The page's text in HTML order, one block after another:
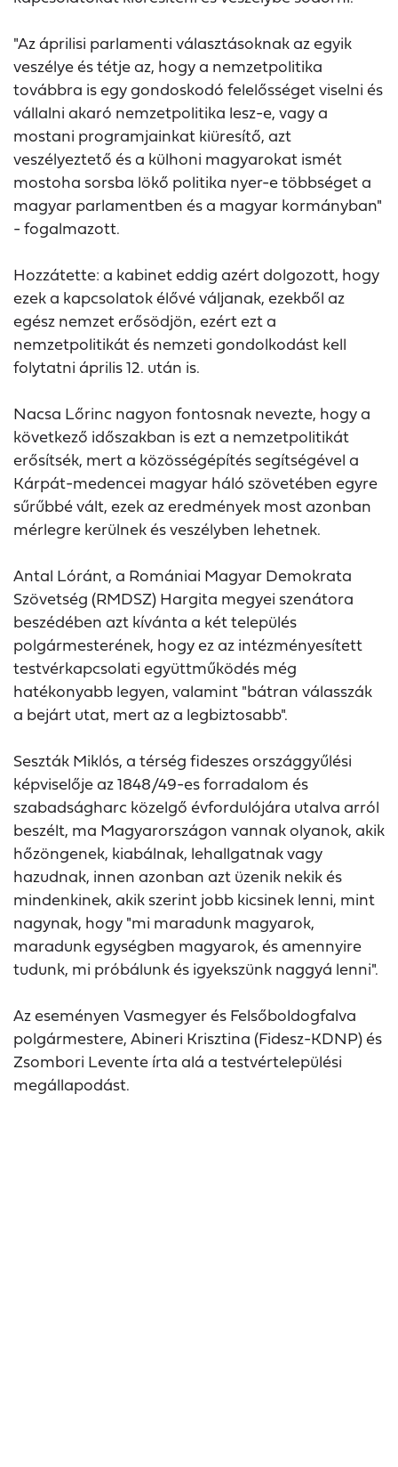
"Az áprilisi parlamenti választásoknak az egyik
veszélye és tétje az, hogy a nemzetpolitika
továbbra is egy gondoskodó felelősséget viselni és
vállalni akaró nemzetpolitika lesz-e, vagy a
mostani programjainkat kiüresítő, azt
veszélyeztető és a külhoni magyarokat ismét
mostoha sorsba lökő politika nyer-e többséget a
magyar parlamentben és a magyar kormányban"
- fogalmazott.
Hozzátette: a kabinet eddig azért dolgozott, hogy
ezek a kapcsolatok élővé váljanak, ezekből az
egész nemzet erősödjön, ezért ezt a
nemzetpolitikát és nemzeti gondolkodást kell
folytatni április 12. után is.
Nacsa Lőrinc nagyon fontosnak nevezte, hogy a
következő időszakban is ezt a nemzetpolitikát
erősítsék, mert a közösségépítés segítségével a
Kárpát-medencei magyar háló szövetében egyre
sűrűbbé vált, ezek az eredmények most azonban
mérlegre kerülnek és veszélyben lehetnek.
Antal Lóránt, a Romániai Magyar Demokrata
Szövetség (RMDSZ) Hargita megyei szenátora
beszédében azt kívánta a két település
polgármesterének, hogy ez az intézményesített
testvérkapcsolati együttműködés még
hatékonyabb legyen, valamint "bátran válasszák
a bejárt utat, mert az a legbiztosabb".
Seszták Miklós, a térség fideszes országgyűlési
képviselője az 1848/49-es forradalom és
szabadságharc közelgő évfordulójára utalva arról
beszélt, ma Magyarországon vannak olyanok, akik
hőzöngenek, kiabálnak, lehallgatnak vagy
hazudnak, innen azonban azt üzenik nekik és
mindenkinek, akik szerint jobb kicsinek lenni, mint
nagynak, hogy "mi maradunk magyarok,
maradunk egységben magyarok, és amennyire
tudunk, mi próbálunk és igyekszünk naggyá lenni".
Az eseményen Vasmegyer és Felsőboldogfalva
polgármestere, Abineri Krisztina (Fidesz-KDNP) és
Zsombori Levente írta alá a testvértelepülési
megállapodást.